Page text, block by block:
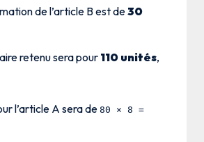
de l’article B est de30
retenu sera pour110 unités,
l’article A sera de 80 × 8 =